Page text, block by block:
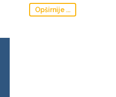
Opširnije ...